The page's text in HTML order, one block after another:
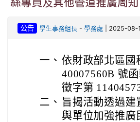
絲專頁及其他管道推廣周知
公告 學生事務組長- 學務處 | 2025-08-
一、 依財政部北區國
40007560B 號
徵字第
二、 旨揭活動透過
與單位加強推廣